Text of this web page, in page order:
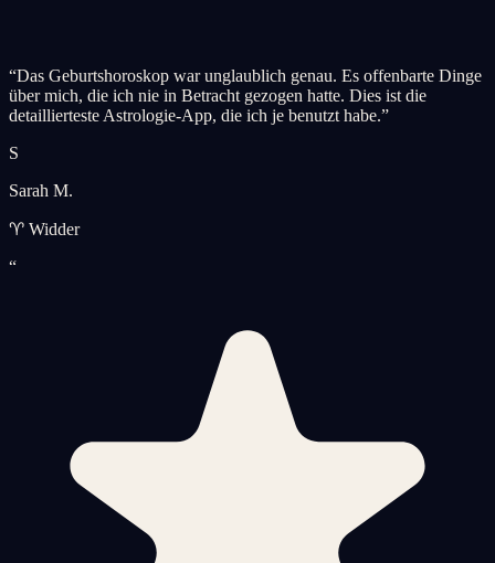
“Das Geburtshoroskop war unglaublich genau. Es offenbarte Dinge
über mich, die ich nie in Betracht gezogen hatte. Dies ist die
detaillierteste Astrologie-App, die ich je benutzt habe.”
S
Sarah M.
♈ Widder
“